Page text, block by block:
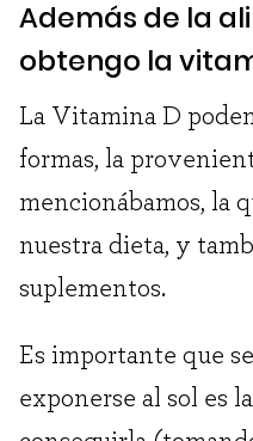
Además de la
obtengo la
La Vitamina D
formas, la
mencionábamos, la
nuestra dieta, y
suplementos.
Es importante que
exponerse al sol es